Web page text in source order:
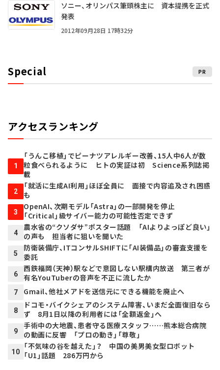
ソニー、オリンパス筆頭株主に 資本提携を正式
発表
2012年09月28日 17時32分
Special PR
アクセスランキング
1
「うんこ移植」でピーナツアレルギー改善、15人中6人が数
粒食べられるように ヒトの実証は初 Science系列誌掲
載
2
「就活に生成AI利用」ほぼ全員に 面接で内容追及され困惑
も
3
OpenAI、次期モデル「Astra」の一部開発を停止
「Critical」級サイバー能力の可能性否定できず
4
農水省の“クソダサ”ポスター話題 「AIよりよっぽど良い」
の声も 担当者に狙いを聞いた
5
防衛装備庁、ITコンサルSHIFTに「AI装備品」の審査支援を
委託
6
西鉄福岡（天神）駅などで意図しない駅構内放送 第三者が
有名YouTuberの音声を不正に流したか
7 Gmail、他社メアドを送信元にできる機能を廃止へ
8
ドコモ・バイクシェアのシステム障害、いまだ全面復旧なら
ず 8月1日以降の利用者には「全額返金」へ
9
手術中の大地震、患者守る医療スタッフ……熊本総合病院
の動画に反響 「プロの動き」「尊敬」
10
「不気味の谷を越えた」？ 中国の美男美女型ロボット
「U1」話題 286万円から